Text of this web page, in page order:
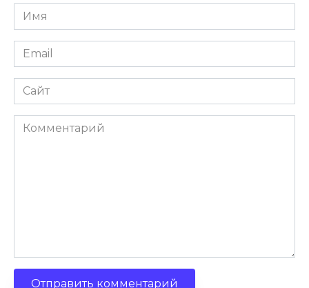
Имя
Email
Сайт
Комментарий